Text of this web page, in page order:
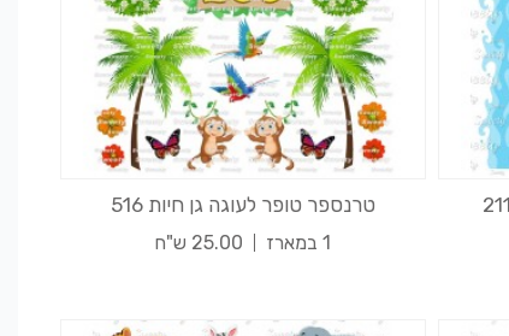
טרנספר טופר לעוגה גן חיות 516
1 במארז 25.00 ש"ח